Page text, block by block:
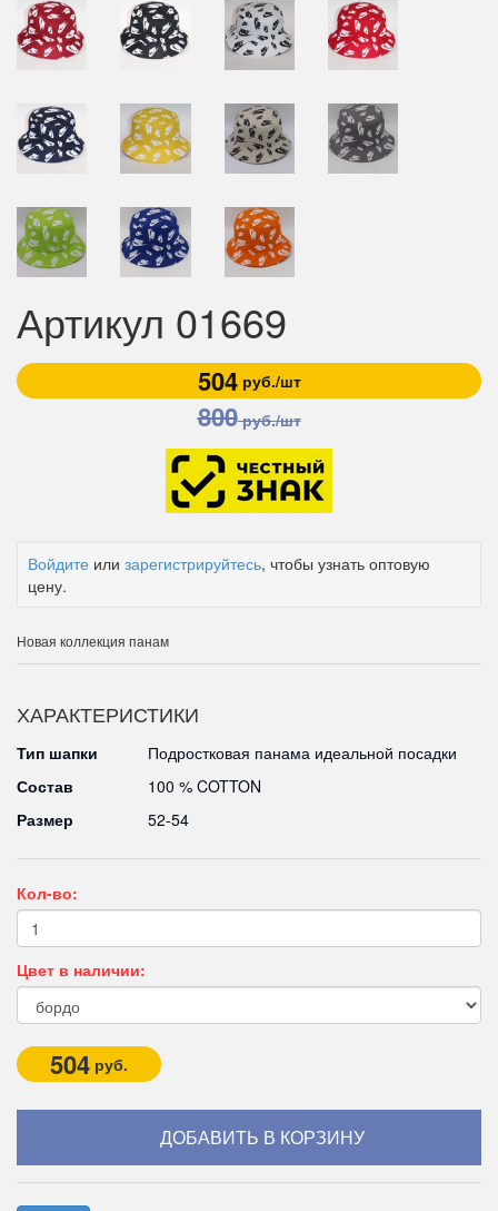
Артикул 01669
504руб./шт
800руб./шт
Войдите или зарегистрируйтесь, чтобы узнать оптовую
цену.
Новая коллекция панам
ХАРАКТЕРИСТИКИ
Тип шапки
Подростковая панама идеальной посадки
Состав
100 % COTTON
Размер
52-54
Кол-во:
Цвет в наличии:
504 руб.